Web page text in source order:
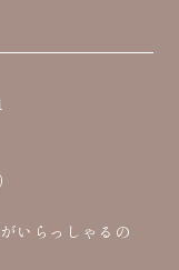
いらっしゃるの